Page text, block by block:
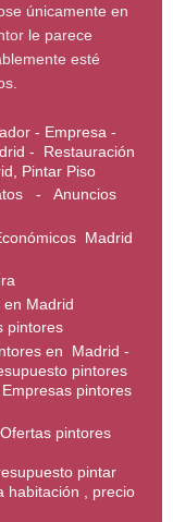
únicamente en
le parece
esté
- Empresa -
- Restauración
Pintar Piso
- Anuncios
Madrid
en Madrid
pintores
en Madrid -
pintores
pintores
pintores
pintar
habitación , precio